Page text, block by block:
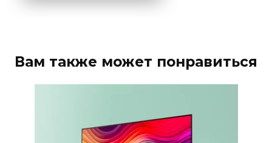
Вам также может понравиться